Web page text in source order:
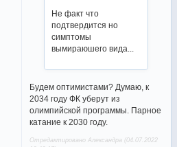
Не факт что
подтвердится но
симптомы
вымираюшего вида...
Будем оптимистами? Думаю, к
2034 году ФК уберут из
олимпийской программы. Парное
катание к 2030 году.
Отредактировано Александра (04.07.2022